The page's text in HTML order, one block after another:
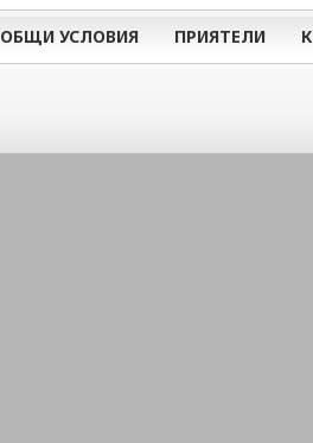
ОБЩИ УСЛОВИЯ ПРИЯТЕЛИ